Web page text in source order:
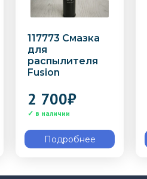
117773 Смазка
для
распылителя
Fusion
2 700₽
Подробнее